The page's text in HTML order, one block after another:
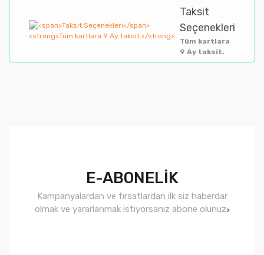
Taksit
Seçenekleri
Tüm kartlara
9 Ay taksit.
E-ABONELİK
Kampanyalardan ve fırsatlardan ilk siz haberdar
olmak ve yararlanmak istiyorsanız abone olunuz>